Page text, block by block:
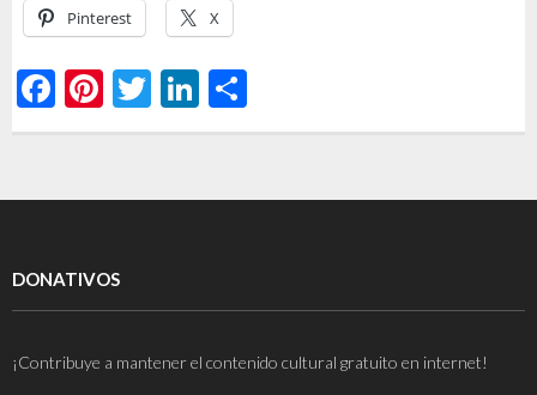
Pinterest X
F
ac
b
o
k
Pi
nt
es
T
w
er
Li
n
dI
o
p
r
DONATIVOS
¡Contribuye a mantener el contenido cultural gratuito en internet!